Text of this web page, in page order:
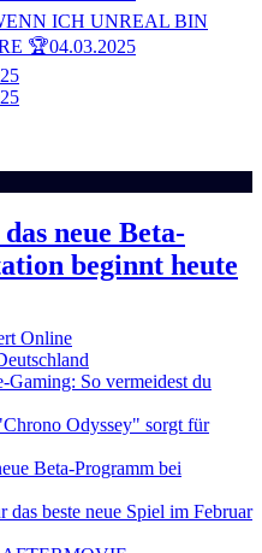
ICH UNREAL BIN
🏆04.03.2025
neue Beta-
beginnt heute
Online
So vermeidest du
Odyssey" sorgt für
Beta-Programm bei
das beste neue Spiel im Februar